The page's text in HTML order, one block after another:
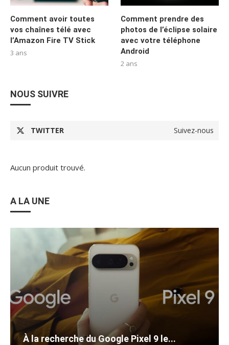
Comment avoir toutes
vos chaînes télé avec
l’Amazon Fire TV Stick
3 ans
Comment prendre des
photos de l’éclipse solaire
avec votre téléphone
Android
2 ans
NOUS SUIVRE
TWITTER Suivez-nous
Aucun produit trouvé.
A LA UNE
À la recherche du Google Pixel 9 le...